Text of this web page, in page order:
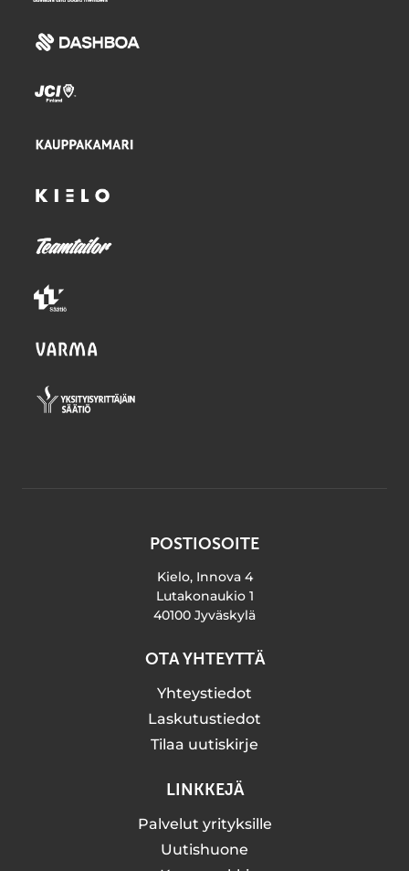
POSTIOSOITE
Kielo, Innova 4
Lutakonaukio 1
40100 Jyväskylä
OTA YHTEYTTÄ
Yhteystiedot
Laskutustiedot
Tilaa uutiskirje
LINKKEJÄ
Palvelut yrityksille
Uutishuone